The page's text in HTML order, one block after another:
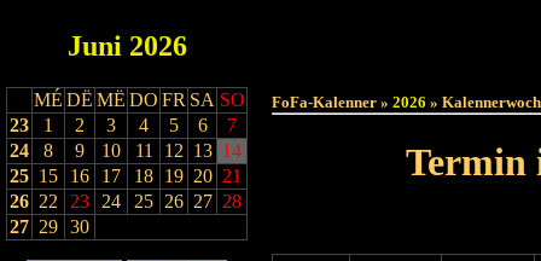
Juni 2026
MÉ DË MË DO FR SA SO
23
1 2 3 4 5 6
7
24
8 9 10 11 12 13 14
25 15 16 17 18 19 20 21
26 22 23 24 25 26 27 28
27 29 30
FoFa-Kalenner » 2026 »
Termin